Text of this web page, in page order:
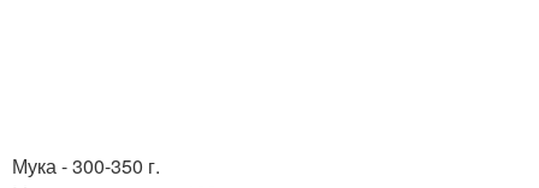
Мука - 300-350 г.